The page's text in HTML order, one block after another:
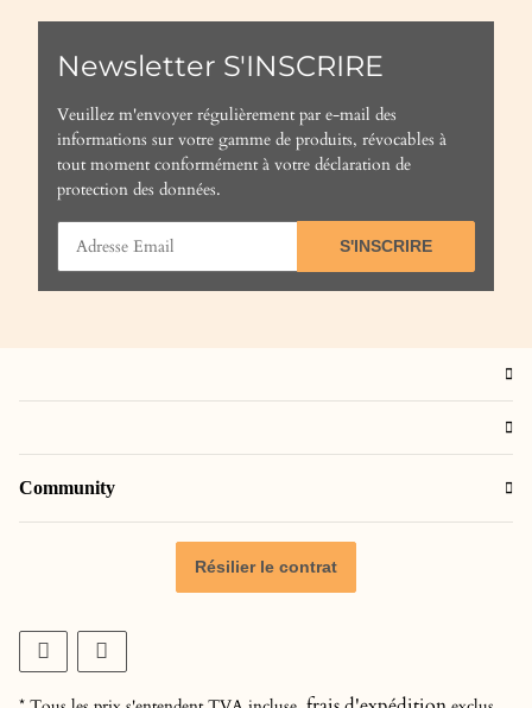
Newsletter S'INSCRIRE
Veuillez m'envoyer régulièrement par e-mail des
informations sur votre gamme de produits, révocables à
tout moment conformément à votre déclaration de
protection des données.
S'INSCRIRE
Community
Résilier le contrat